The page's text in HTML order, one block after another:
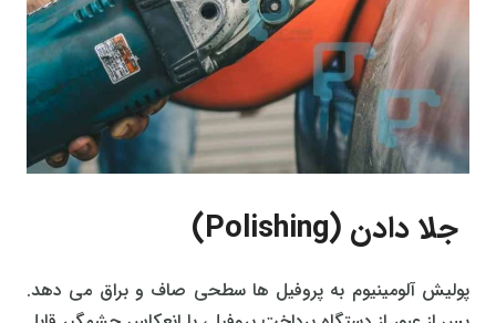
جلا دادن (Polishing)
پولیش آلومینیوم به پروفیل ها سطحی صاف و براق می دهد.